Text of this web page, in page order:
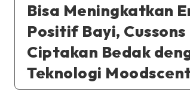
Bisa Meningkatkan
Positif Bayi, Cussons
Ciptakan Bedak
Teknologi